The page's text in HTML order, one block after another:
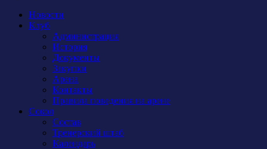
Новости
Клуб
Администрация
История
Документы
Закупки
Арена
Контакты
Правила поведения на арене
Сокол
Состав
Тренерский штаб
Календарь